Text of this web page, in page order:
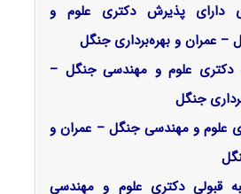
دارای پذیرش دکتری علوم و
عمران و بهره‌برداری جنگل
دکتری علوم و مهندسی جنگل –
جنگل
علوم و مهندسی جنگل – عمران و
قبولی دکتری علوم و مهندسی